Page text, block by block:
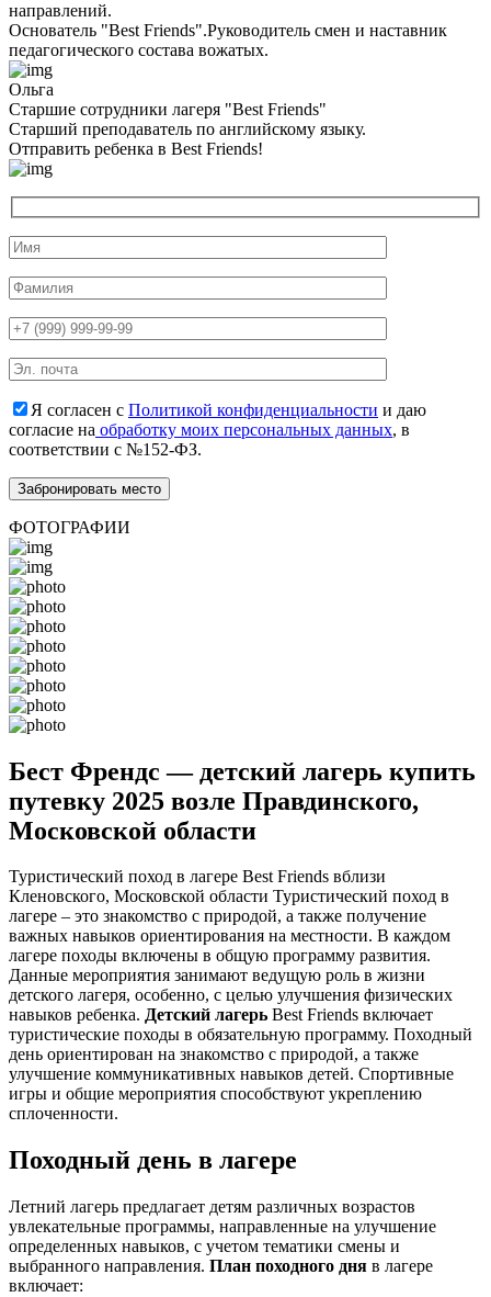
направлений.
Основатель "Best Friends".Руководитель смен и наставник
педагогического состава вожатых.
Ольга
Старшие сотрудники лагеря "Best Friends"
Cтарший преподаватель по английскому языку.
Отправить ребенка в Best Friends!
Я согласен с Политикой конфиденциальности и даю
согласие на обработку моих персональных данных, в
соответствии с №152-ФЗ.
ФОТОГРАФИИ
Бест Френдс — детский лагерь купить
путевку 2025 возле Правдинского,
Московской области
Туристический поход в лагере Best Friends вблизи
Кленовского, Московской области Туристический поход в
лагере – это знакомство с природой, а также получение
важных навыков ориентирования на местности. В каждом
лагере походы включены в общую программу развития.
Данные мероприятия занимают ведущую роль в жизни
детского лагеря, особенно, с целью улучшения физических
навыков ребенка. Детский лагерь Best Friends включает
туристические походы в обязательную программу. Походный
день ориентирован на знакомство с природой, а также
улучшение коммуникативных навыков детей. Спортивные
игры и общие мероприятия способствуют укреплению
сплоченности.
Походный день в лагере
Летний лагерь предлагает детям различных возрастов
увлекательные программы, направленные на улучшение
определенных навыков, с учетом тематики смены и
выбранного направления. План походного дня в лагере
включает: